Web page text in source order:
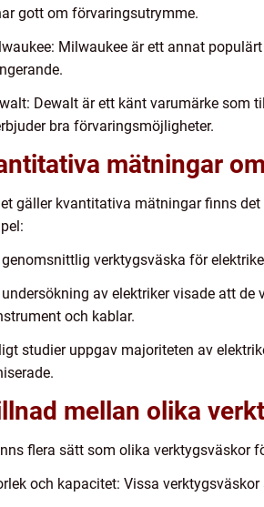
gott om förvaringsutrymme.
Milwaukee är ett annat
Dewalt är ett känt varumärke som
bra förvaringsmöjligheter.
mätningar
gäller kvantitativa mätningar finns
genomsnittlig verktygsväska för
undersökning av elektriker visade att
och kablar.
studier uppgav majoriteten av
mellan olika
flera sätt som olika verktygsväskor
och kapacitet: Vissa